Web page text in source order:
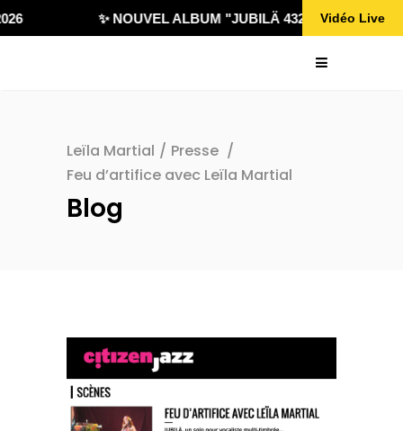
✨ NOUVEL ALBUM "JUBILÄ 432" DISPONIBLE !
Vidéo Live
Leïla Martial / Presse /
Feu d’artifice avec Leïla Martial
Blog